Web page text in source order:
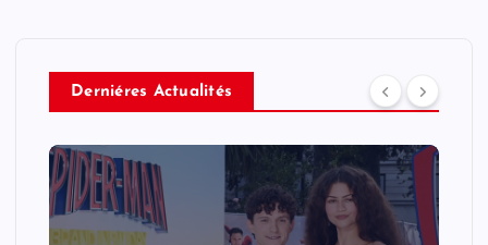
Derniéres Actualités